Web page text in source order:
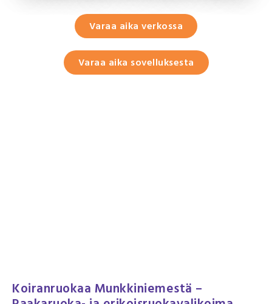
Varaa aika verkossa
Varaa aika sovelluksesta
Koiranruokaa Munkkiniemestä –